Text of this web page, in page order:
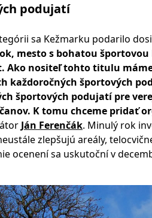
podujatí
sa Kežmarku podarilo
mesto s bohatou
Ako nositeľ tohto titulu
každoročných športových
športových podujatí pre
K tomu chceme pridať
Ján Ferenčák. Minulý rok
zlepšujú areály,
ocenení sa uskutoční v